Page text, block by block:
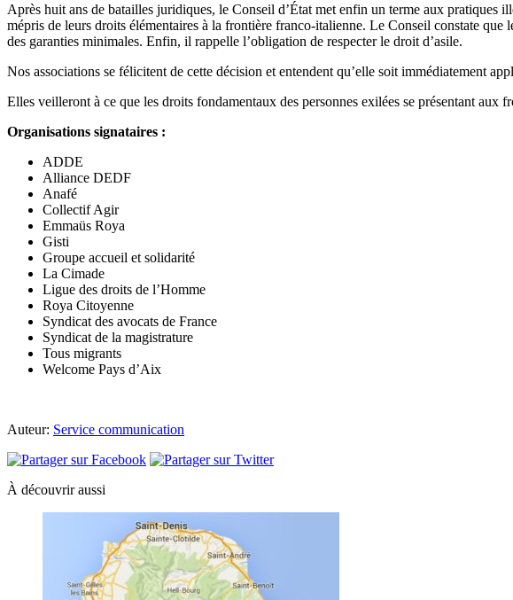
Après huit ans de batailles juridiques, le Conseil d’État met enfin un terme aux pratiques
mépris de leurs droits élémentaires à la frontière franco-italienne. Le Conseil constate
des garanties minimales. Enfin, il rappelle l’obligation de respecter le droit d’asile.
Nos associations se félicitent de cette décision et entendent qu’elle soit immédiatement
Elles veilleront à ce que les droits fondamentaux des personnes exilées se présentant aux
Organisations signataires :
ADDE
Alliance DEDF
Anafé
Collectif Agir
Emmaüs Roya
Gisti
Groupe accueil et solidarité
La Cimade
Ligue des droits de l’Homme
Roya Citoyenne
Syndicat des avocats de France
Syndicat de la magistrature
Tous migrants
Welcome Pays d’Aix
Auteur: Service communication
À découvrir aussi